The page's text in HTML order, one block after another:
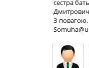
сестра
З повагою.